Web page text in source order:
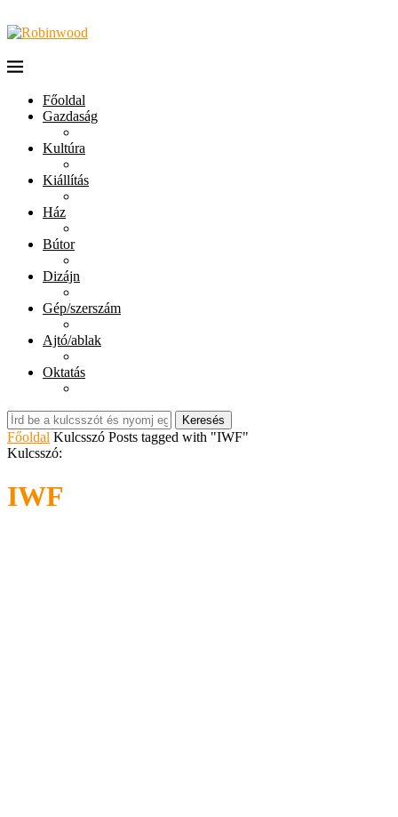
Főoldal
Gazdaság
Kultúra
Kiállítás
Ház
Bútor
Dizájn
Gép/szerszám
Ajtó/ablak
Oktatás
Keresés
Főoldal Kulcsszó Posts tagged with "IWF"
Kulcsszó:
IWF